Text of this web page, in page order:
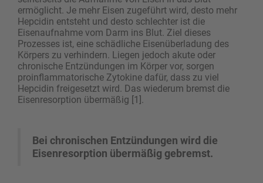
ermöglicht. Je mehr Eisen zugeführt wird, desto mehr
Hepcidin entsteht und desto schlechter ist die
Eisenaufnahme vom Darm ins Blut. Ziel dieses
Prozesses ist, eine schädliche Eisenüberladung des
Körpers zu verhindern. Liegen jedoch akute oder
chronische Entzündungen im Körper vor, sorgen
proinflammatorische Zytokine dafür, dass zu viel
Hepcidin freigesetzt wird. Das wiederum bremst die
Eisenresorption übermäßig [1].
Bei chronischen Entzündungen wird die
Eisenresorption übermäßig gebremst.